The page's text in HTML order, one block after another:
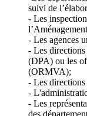
suivi de
- Les
- Les agences
- Les
(DPA) ou les
(ORMVA);
- Les
-
- Les